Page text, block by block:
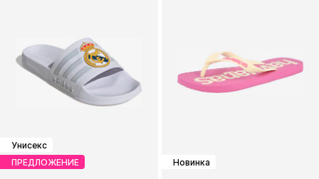
Унисекс
ПРЕДЛОЖЕНИЕ
Новинка